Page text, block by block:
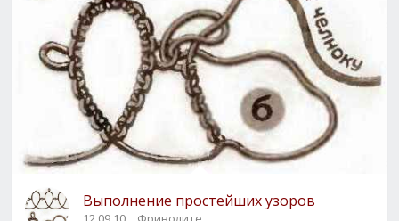
Выполнение простейших узоров